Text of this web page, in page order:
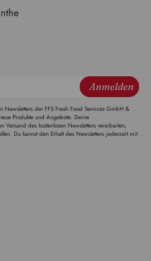
Anmelden
Newsletters der FFS Fresh Food Services GmbH &
Produkte und Angebote. Deine
des kostenlosen Newsletters verarbeiten,
Du kannst den Erhalt des Newsletters jederzeit mit